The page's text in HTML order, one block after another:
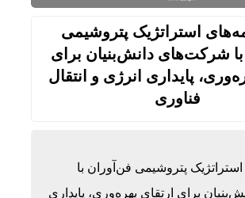
استراتژیک پتروشیمی
شرکت‌های دانش‌بنیان برای
پایداری انرژی و انتقال
فناوری
پتروشیمی فن‌آوران با
برای ارتقای بهره‌وری، پایداری